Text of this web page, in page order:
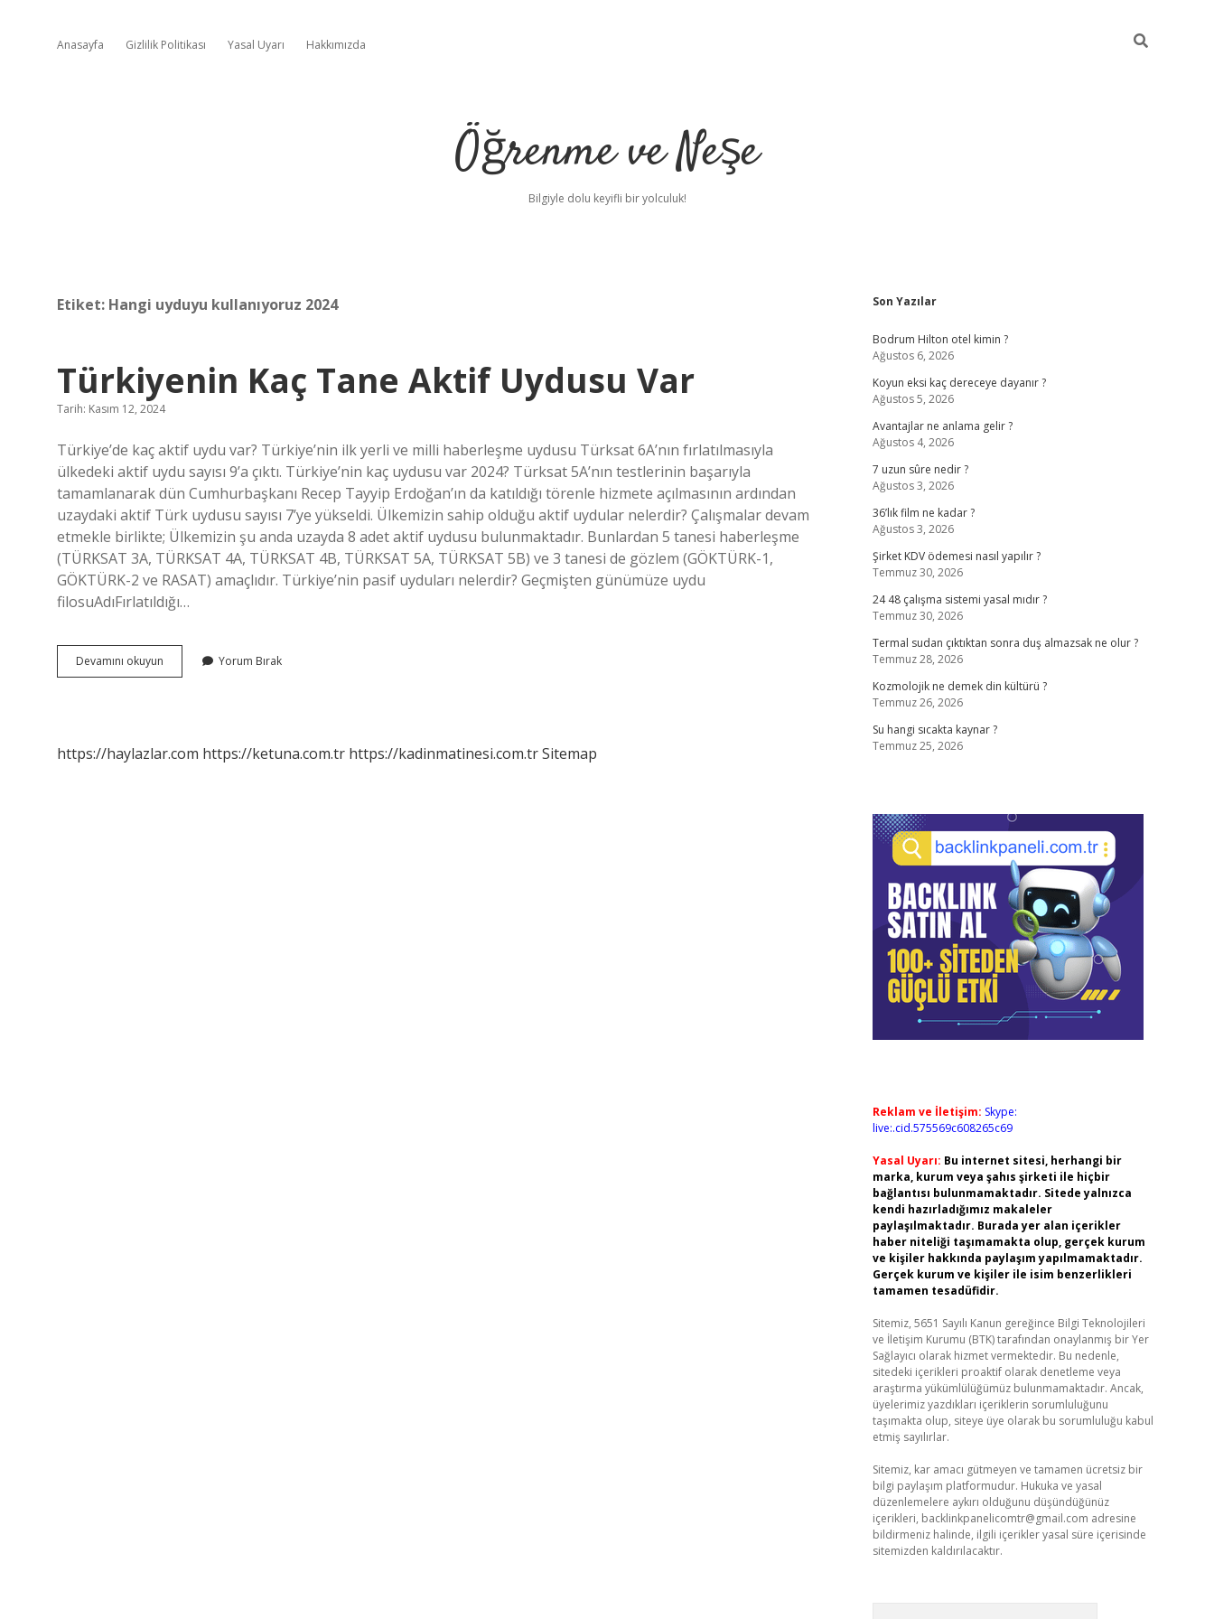
Anasayfa Gizlilik Politikası Yasal Uyarı Hakkımızda
Öğrenme ve Neşe
Bilgiyle dolu keyifli bir yolculuk!
Etiket: Hangi uyduyu kullanıyoruz 2024
Türkiyenin Kaç Tane Aktif Uydusu Var
Tarih: Kasım 12, 2024
Türkiye’de kaç aktif uydu var? Türkiye’nin ilk yerli ve milli haberleşme uydusu Türksat 6A’nın fırlatılmasıyla
ülkedeki aktif uydu sayısı 9’a çıktı. Türkiye’nin kaç uydusu var 2024? Türksat 5A’nın testlerinin başarıyla
tamamlanarak dün Cumhurbaşkanı Recep Tayyip Erdoğan’ın da katıldığı törenle hizmete açılmasının ardından
uzaydaki aktif Türk uydusu sayısı 7’ye yükseldi. Ülkemizin sahip olduğu aktif uydular nelerdir? Çalışmalar devam
etmekle birlikte; Ülkemizin şu anda uzayda 8 adet aktif uydusu bulunmaktadır. Bunlardan 5 tanesi haberleşme
(TÜRKSAT 3A, TÜRKSAT 4A, TÜRKSAT 4B, TÜRKSAT 5A, TÜRKSAT 5B) ve 3 tanesi de gözlem (GÖKTÜRK-1,
GÖKTÜRK-2 ve RASAT) amaçlıdır. Türkiye’nin pasif uyduları nelerdir? Geçmişten günümüze uydu
filosuAdıFırlatıldığı…
Devamını okuyun Türkiyenin
Kaç
Yorum Bırak
https://haylazlar.com https://ketuna.com.tr https://kadinmatinesi.com.trSitemap
Sidebar
Son Yazılar
Bodrum Hilton otel kimin ?
Ağustos 6, 2026
Koyun eksi kaç dereceye dayanır ?
Ağustos 5, 2026
Avantajlar ne anlama gelir ?
Ağustos 4, 2026
7 uzun sûre nedir ?
Ağustos 3, 2026
36’lık film ne kadar ?
Ağustos 3, 2026
Şirket KDV ödemesi nasıl yapılır ?
Temmuz 30, 2026
24 48 çalışma sistemi yasal mıdır ?
Temmuz 30, 2026
Termal sudan çıktıktan sonra duş almazsak ne olur ?
Temmuz 28, 2026
Kozmolojik ne demek din kültürü ?
Temmuz 26, 2026
Su hangi sıcakta kaynar ?
Temmuz 25, 2026
Reklam ve İletişim: Skype:
live:.cid.575569c608265c69
Yasal Uyarı: Bu internet sitesi, herhangi bir
marka, kurum veya şahıs şirketi ile hiçbir
bağlantısı bulunmamaktadır. Sitede yalnızca
kendi hazırladığımız makaleler
paylaşılmaktadır. Burada yer alan içerikler
haber niteliği taşımamakta olup, gerçek kurum
ve kişiler hakkında paylaşım yapılmamaktadır.
Gerçek kurum ve kişiler ile isim benzerlikleri
tamamen tesadüfidir.
Sitemiz, 5651 Sayılı Kanun gereğince Bilgi Teknolojileri
ve İletişim Kurumu (BTK) tarafından onaylanmış bir Yer
Sağlayıcı olarak hizmet vermektedir. Bu nedenle,
sitedeki içerikleri proaktif olarak denetleme veya
araştırma yükümlülüğümüz bulunmamaktadır. Ancak,
üyelerimiz yazdıkları içeriklerin sorumluluğunu
taşımakta olup, siteye üye olarak bu sorumluluğu kabul
etmiş sayılırlar.
Sitemiz, kar amacı gütmeyen ve tamamen ücretsiz bir
bilgi paylaşım platformudur. Hukuka ve yasal
düzenlemelere aykırı olduğunu düşündüğünüz
içerikleri, backlinkpanelicomtr@gmail.com adresine
bildirmeniz halinde, ilgili içerikler yasal süre içerisinde
sitemizden kaldırılacaktır.
ilbetbetcipiabellacasino sitesi